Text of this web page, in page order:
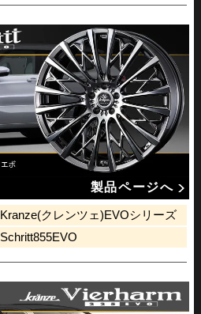
製品ページへ
Kranze(クレンツェ)EVOシリーズ
Schritt855EVO